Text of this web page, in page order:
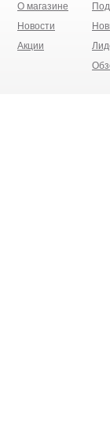
О магазине
Новости
Акции